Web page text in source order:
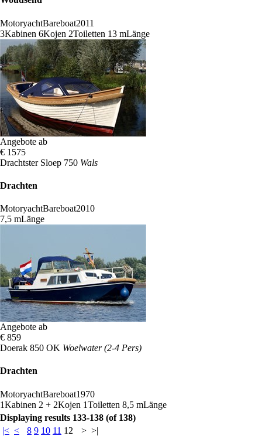
MotoryachtBareboat2011
3Kabinen 6Kojen 2Toiletten 13 mLänge
Angebote ab
€ 1575
Drachtster Sloep 750 Wals
Drachten
MotoryachtBareboat2010
7,5 mLänge
Angebote ab
€ 859
Doerak 850 OK Woelwater (2-4 Pers)
Drachten
MotoryachtBareboat1970
1Kabinen 2 + 2Kojen 1Toiletten 8,5 mLänge
Displaying results 133-138 (of 138)
|< < 8 9 10 11 12 > >|